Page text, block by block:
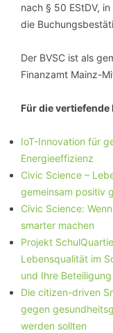
nach § 50 EStDV,
die
Der BVSC ist als
Finanzamt Mainz-
Für die vertiefende
IoT-Innovation für
Energieeffizienz
Civic Science –
gemeinsam positiv
Civic Science:
smarter machen
Projekt
Lebensqualität im
und Ihre Beteiligung
Die citizen-driven
gegen
werden sollten